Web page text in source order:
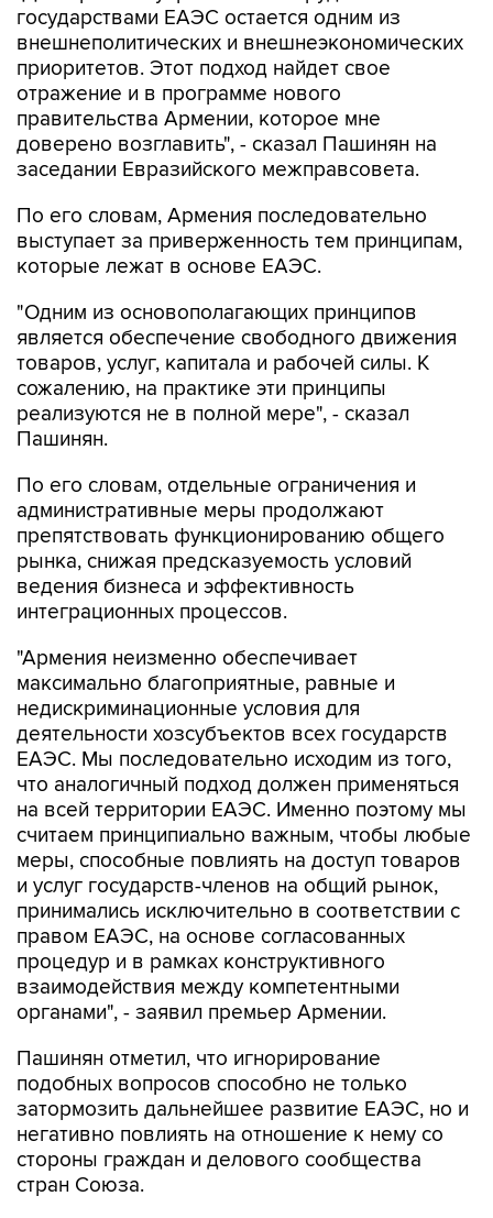
государствами ЕАЭС остается одним из
внешнеполитических и внешнеэкономических
приоритетов. Этот подход найдет свое
отражение и в программе нового
правительства Армении, которое мне
доверено возглавить", - сказал Пашинян на
заседании Евразийского межправсовета.
По его словам, Армения последовательно
выступает за приверженность тем принципам,
которые лежат в основе ЕАЭС.
"Одним из основополагающих принципов
является обеспечение свободного движения
товаров, услуг, капитала и рабочей силы. К
сожалению, на практике эти принципы
реализуются не в полной мере", - сказал
Пашинян.
По его словам, отдельные ограничения и
административные меры продолжают
препятствовать функционированию общего
рынка, снижая предсказуемость условий
ведения бизнеса и эффективность
интеграционных процессов.
"Армения неизменно обеспечивает
максимально благоприятные, равные и
недискриминационные условия для
деятельности хозсубъектов всех государств
ЕАЭС. Мы последовательно исходим из того,
что аналогичный подход должен применяться
на всей территории ЕАЭС. Именно поэтому мы
считаем принципиально важным, чтобы любые
меры, способные повлиять на доступ товаров
и услуг государств-членов на общий рынок,
принимались исключительно в соответствии с
правом ЕАЭС, на основе согласованных
процедур и в рамках конструктивного
взаимодействия между компетентными
органами", - заявил премьер Армении.
Пашинян отметил, что игнорирование
подобных вопросов способно не только
затормозить дальнейшее развитие ЕАЭС, но и
негативно повлиять на отношение к нему со
стороны граждан и делового сообщества
стран Союза.